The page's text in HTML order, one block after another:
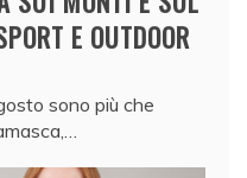
E OUTDOOR
sono più che